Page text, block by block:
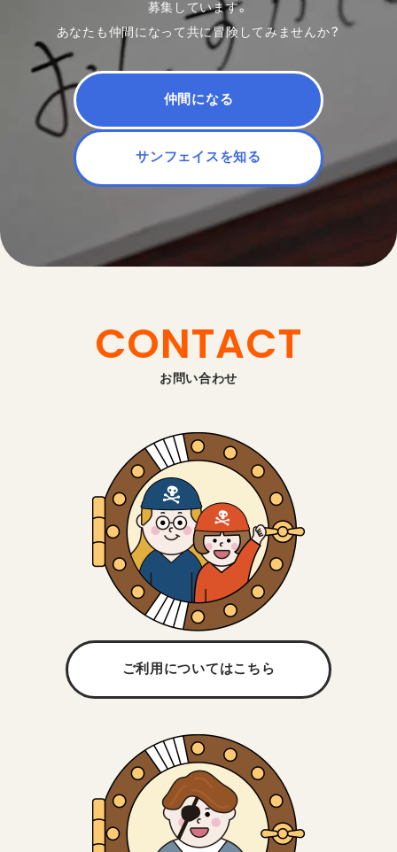
募集しています。
あなたも仲間になって共に冒険してみませんか？
仲間になる
サンフェイスを知る
CONTACT
お問い合わせ
ご利用についてはこちら